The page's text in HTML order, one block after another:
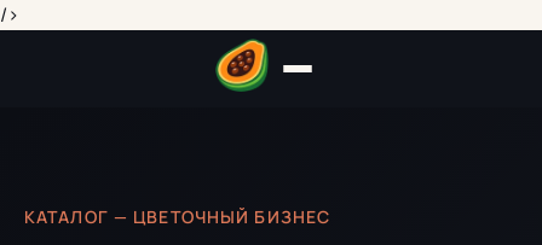
/>
КАТАЛОГ — ЦВЕТОЧНЫЙ БИЗНЕС